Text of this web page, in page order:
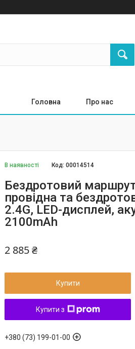
Головна Про нас
В наявності Код:00014514
Бездротовий
провідна та
2.4G, LED-дисплей,
2100mAh
2 885 ₴
Купити
Купити з
+380 (73) 199-01-00